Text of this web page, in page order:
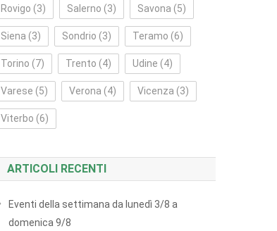
Rovigo (3) Salerno (3) Savona (5)
Siena (3) Sondrio (3) Teramo (6)
Torino (7) Trento (4) Udine (4)
Varese (5) Verona (4) Vicenza (3)
Viterbo (6)
ARTICOLI RECENTI
Eventi della settimana da lunedì 3/8 a
domenica 9/8